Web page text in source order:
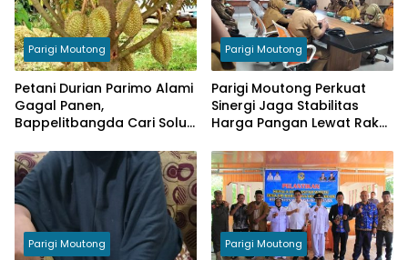
Parigi Moutong
Petani Durian Parimo Alami
Gagal Panen,
Bappelitbangda Cari Solusi
Parigi Moutong
Parigi Moutong Perkuat
Sinergi Jaga Stabilitas
Harga Pangan Lewat Rakor
Parigi Moutong Parigi Moutong